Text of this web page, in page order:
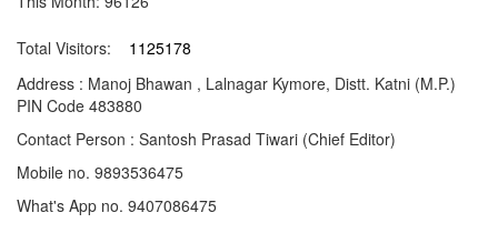
Total Visitors:
1125178
Address : Manoj Bhawan , Lalnagar Kymore, Distt. Katni (M.P.)
PIN Code 483880
Contact Person : Santosh Prasad Tiwari (Chief Editor)
Mobile no. 9893536475
What's App no. 9407086475